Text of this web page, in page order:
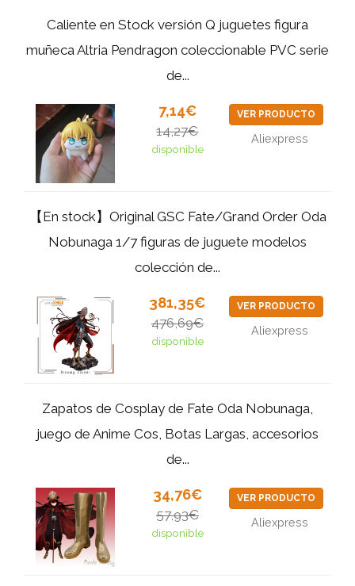
Caliente en Stock versión Q juguetes figura
muñeca Altria Pendragon coleccionable PVC serie
de...
7,14€
14,27€
disponible
VER PRODUCTO
Aliexpress
【En stock】Original GSC Fate/Grand Order Oda
Nobunaga 1/7 figuras de juguete modelos
colección de...
381,35€
476,69€
disponible
VER PRODUCTO
Aliexpress
Zapatos de Cosplay de Fate Oda Nobunaga,
juego de Anime Cos, Botas Largas, accesorios
de...
34,76€
57,93€
disponible
VER PRODUCTO
Aliexpress